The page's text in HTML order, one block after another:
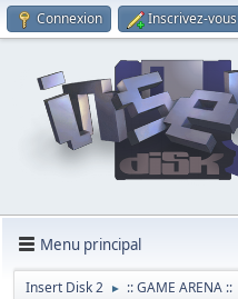
Connexion Inscrivez-vous
Menu principal
Insert Disk 2 ► :: GAME ARENA ::